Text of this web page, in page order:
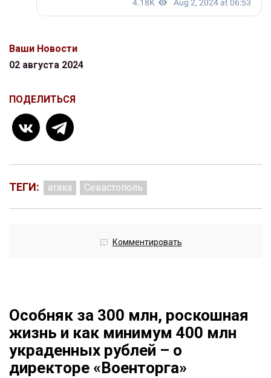
Ваши Новости
02 августа 2024
ПОДЕЛИТЬСЯ
ТЕГИ: атака Севастополь
Комментировать
Особняк за 300 млн, роскошная
жизнь и как минимум 400 млн
украденных рублей – о
директоре «Военторга»